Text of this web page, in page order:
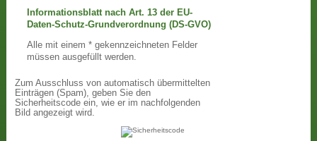
Informationsblatt nach Art. 13 der EU-
Daten-Schutz-Grundverordnung (DS-GVO)
Alle mit einem * gekennzeichneten Felder
müssen ausgefüllt werden.
Zum Ausschluss von automatisch übermittelten
Einträgen (Spam), geben Sie den
Sicherheitscode ein, wie er im nachfolgenden
Bild angezeigt wird.